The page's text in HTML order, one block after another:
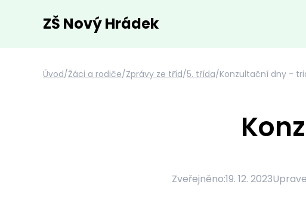
ZŠ Nový Hrádek
Úvod/Žáci a rodiče/Zprávy ze tříd/5. třída/Konzultační dny -
Zveřejněno:19. 12. 2023